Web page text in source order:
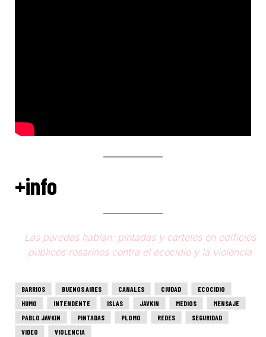
+info
Las paredes hablan: pintadas y carteles en edificios
públicos rosarinos contra el ecocidio y la violencia
BARRIOS BUENOS AIRES CANALES CIUDAD
ECOCIDIO
HUMO
INTENDENTE ISLAS JAVKIN MEDIOS
MENSAJE
PABLO JAVKIN
PINTADAS PLOMO REDES
SEGURIDAD
VIDEO
VIOLENCIA